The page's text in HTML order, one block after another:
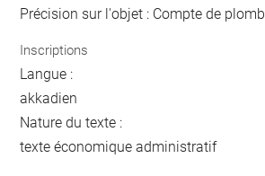
Précision sur l'objet : Compte de plomb
Inscriptions
Langue :
akkadien
Nature du texte :
texte économique administratif